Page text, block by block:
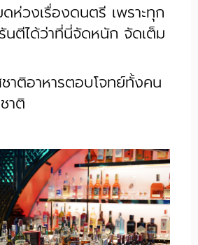
ห่วงเรื่องดนตรี เพราะทุก
นตีได้ว่าที่นี่จัดหนัก จัดเต็ม
าติอาหารตอบโจทย์ทั้งคน
าติ